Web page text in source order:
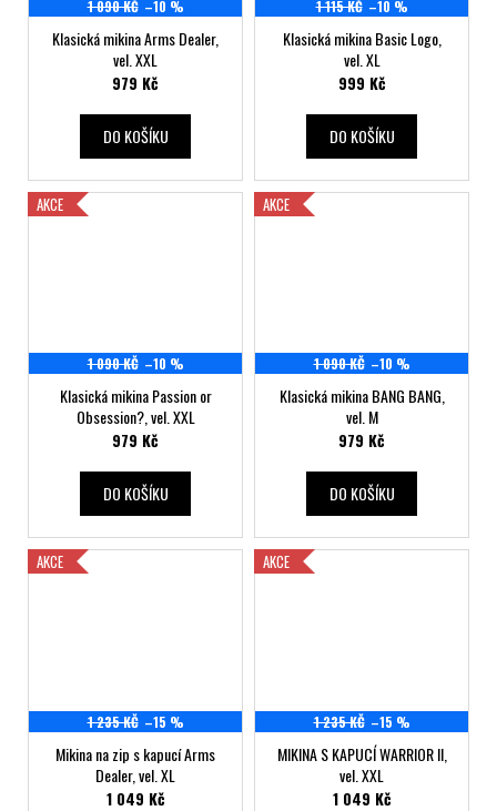
1 090 KČ –10 %
Klasická mikina Arms Dealer,
vel. XXL
979 Kč
DO KOŠÍKU
1 115 KČ –10 %
Klasická mikina Basic Logo,
vel. XL
999 Kč
DO KOŠÍKU
AKCE
1 090 KČ –10 %
Klasická mikina Passion or
Obsession?, vel. XXL
979 Kč
DO KOŠÍKU
AKCE
1 090 KČ –10 %
Klasická mikina BANG BANG,
vel. M
979 Kč
DO KOŠÍKU
AKCE
1 235 KČ –15 %
Mikina na zip s kapucí Arms
Dealer, vel. XL
1 049 Kč
AKCE
1 235 KČ –15 %
MIKINA S KAPUCÍ WARRIOR II,
vel. XXL
1 049 Kč